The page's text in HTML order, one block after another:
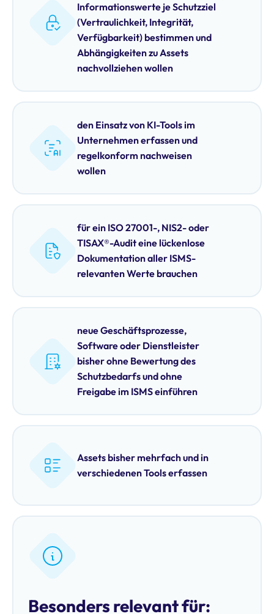
Informationswerte je Schutzziel
(Vertraulichkeit, Integrität,
Verfügbarkeit) bestimmen und
Abhängigkeiten zu Assets
nachvollziehen wollen
den Einsatz von KI-Tools im
Unternehmen erfassen und
regelkonform nachweisen
wollen
für ein ISO 27001-, NIS2- oder
TISAX®-Audit eine lückenlose
Dokumentation aller ISMS-
relevanten Werte brauchen
neue Geschäftsprozesse,
Software oder Dienstleister
bisher ohne Bewertung des
Schutzbedarfs und ohne
Freigabe im ISMS einführen
Assets bisher mehrfach und in
verschiedenen Tools erfassen
Besonders relevant für: